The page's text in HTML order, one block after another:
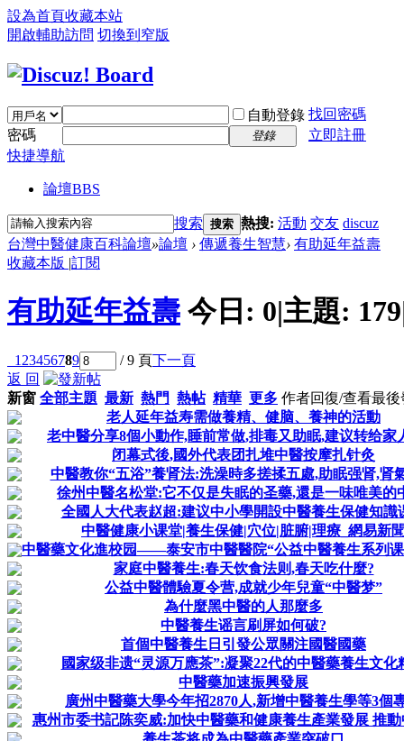
設為首頁收藏本站
開啟輔助訪問 切換到窄版
自動登錄 找回密碼
密碼
登錄
立即註冊
快捷導航
論壇BBS
搜索 搜索 熱搜: 活動 交友 discuz
台灣中醫健康百科論壇»論壇 › 傳遞養生智慧› 有助延年益壽
收藏本版 |訂閱
有助延年益壽 今日: 0|主題: 179
1 23456789 / 9 頁下一頁
返 回
新窗 全部主題 最新 熱門 熱帖 精華 更多 作者回復/查看最後
老人延年益寿需做養精、健脑、養神的活動
老中醫分享8個小動作,睡前常做,排毒又助眠,建议转给家
闭幕式後,國外代表团扎堆中醫按摩扎针灸
中醫教你“五浴”養肾法:洗澡時多搓揉五處,助眠强肾,肾
徐州中醫名松堂:它不仅是失眠的圣藥,還是一味唯美的
全國人大代表赵超:建议中小學開設中醫養生保健知識
中醫健康小课堂|養生保健|穴位|脏腑|理療_網易新
中醫藥文化進校园——泰安市中醫醫院“公益中醫養生系列
家庭中醫養生:春天饮食法则,春天吃什麼?
公益中醫體驗夏令营,成就少年兒童“中醫梦”
為什麼黑中醫的人那麼多
中醫養生谣言刷屏如何破?
首個中醫養生日引發公眾關注國醫國藥
國家级非遗“灵源万應茶”:凝聚22代的中醫藥養生文化
中醫藥加速振興發展
廣州中醫藥大學今年招2870人,新增中醫養生學等3個
惠州市委书記陈奕威:加快中醫藥和健康養生產業發展 推動